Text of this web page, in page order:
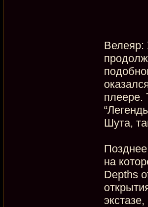
Велеяр:
плеере.
Шута,
на
Depths